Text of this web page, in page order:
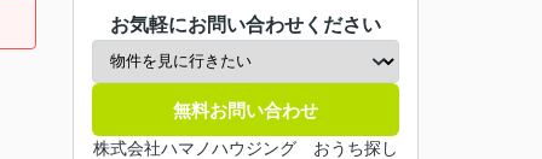
お気軽にお問い合わせください
無料お問い合わせ
株式会社ハマノハウジング おうち探し